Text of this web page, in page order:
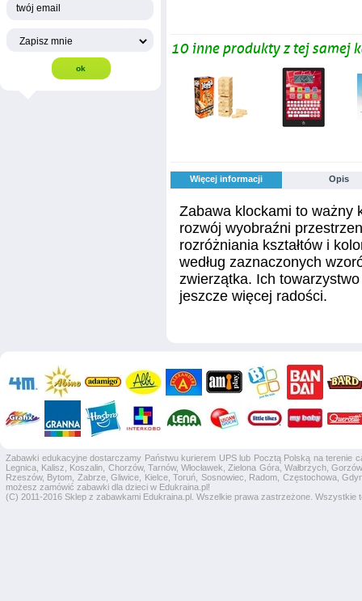
10 inne produkty z tej samej
Więcej informacji Opis
Zabawa klockami to ważny
rozwój wyobraźni
rozróżniania kształtów i
według zaznaczonych
zwierzątka. Ich
jeszcze więcej radości.
Zabawki edukacyjne dostarczamy Państwu kurierem UPS lub Pocztą Polską na terenie
Legnica, Kalisz, Koszalin, Chorzów, Tarnów, Włocławek, Zielona Góra, Wałbrzych,
Rzeszów, Bytom, Zabrze, Gliwice, Kielce, Toruń, Sosnowiec, Radom, Częstochowa,
możesz zamówić zabawki dla dzieci w Edukraina.pl!
(C) 2011-2016 Sklep z zabawkami Edukraina.pl. Wszelkie prawa zastrzeżone.